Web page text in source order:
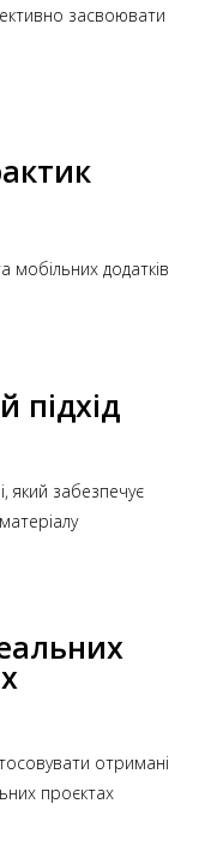
засвоювати
мобільних додатків
підхід
який забезпечує
отримані
проєктах